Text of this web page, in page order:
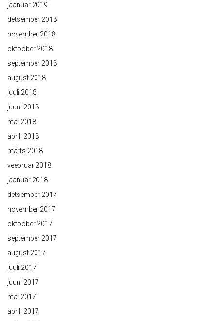
jaanuar 2019
detsember 2018
november 2018
oktoober 2018
september 2018
august 2018
juuli 2018
juuni 2018
mai 2018
aprill 2018
märts 2018
veebruar 2018
jaanuar 2018
detsember 2017
november 2017
oktoober 2017
september 2017
august 2017
juuli 2017
juuni 2017
mai 2017
aprill 2017